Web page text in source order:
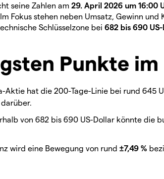
seine Zahlen am 29. April 2026 um 16:00
Fokus stehen neben Umsatz, Gewinn
Schlüsselzone bei 682 bis 690
Punkte
Aktie hat die 200-Tage-Linie bei rund 645
von 682 bis 690 US-Dollar könnte die
wird eine Bewegung von rund ±7,49 %